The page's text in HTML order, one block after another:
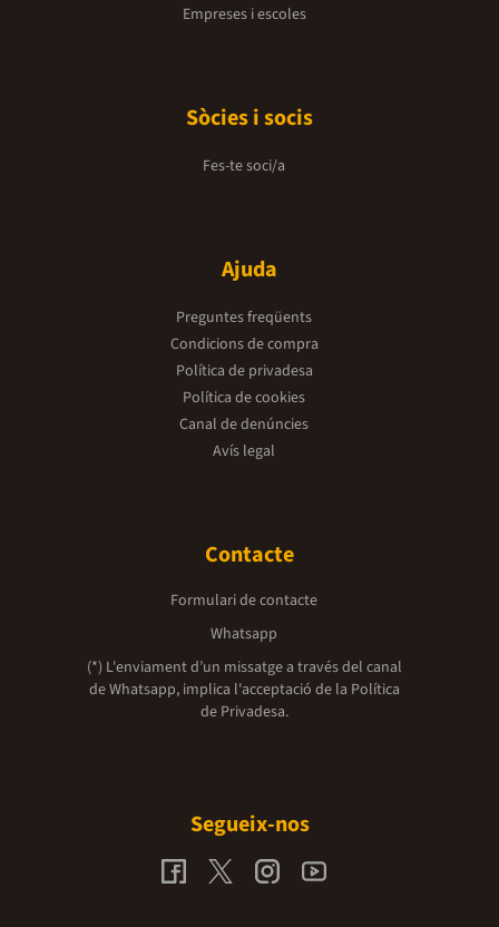
Empreses i escoles
Sòcies i socis
Fes-te soci/a
Ajuda
Preguntes freqüents
Condicions de compra
Política de privadesa
Política de cookies
Canal de denúncies
Avís legal
Contacte
Formulari de contacte
Whatsapp
(*) L'enviament d’un missatge a través del canal
de Whatsapp, implica l'acceptació de la Política
de Privadesa.
Segueix-nos